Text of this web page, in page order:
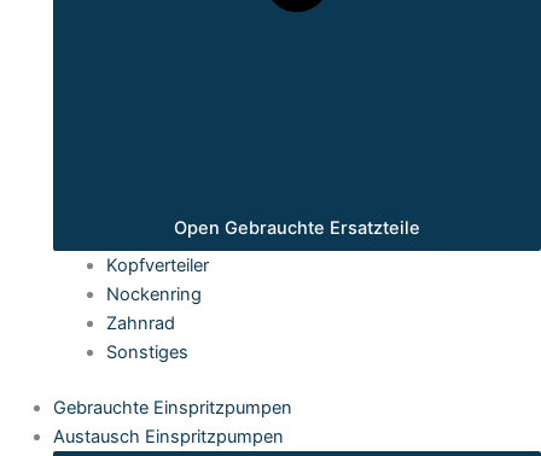
Open Gebrauchte Ersatzteile
Kopfverteiler
Nockenring
Zahnrad
Sonstiges
Gebrauchte Einspritzpumpen
Austausch Einspritzpumpen